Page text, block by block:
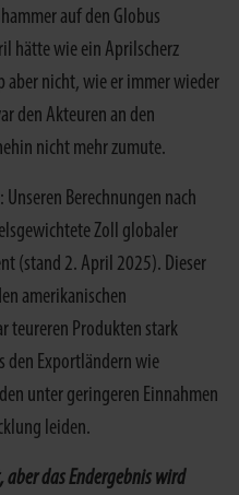
auf den Globus
hätte wie ein Aprilscherz
aber nicht, wie er immer wieder
den Akteuren an den
nicht mehr zumute.
Berechnungen nach
Zoll globaler
(stand 2. April 2025). Dieser
amerikanischen
teureren Produkten stark
den Exportländern wie
unter geringeren Einnahmen
leiden.
das Endergebnis wird